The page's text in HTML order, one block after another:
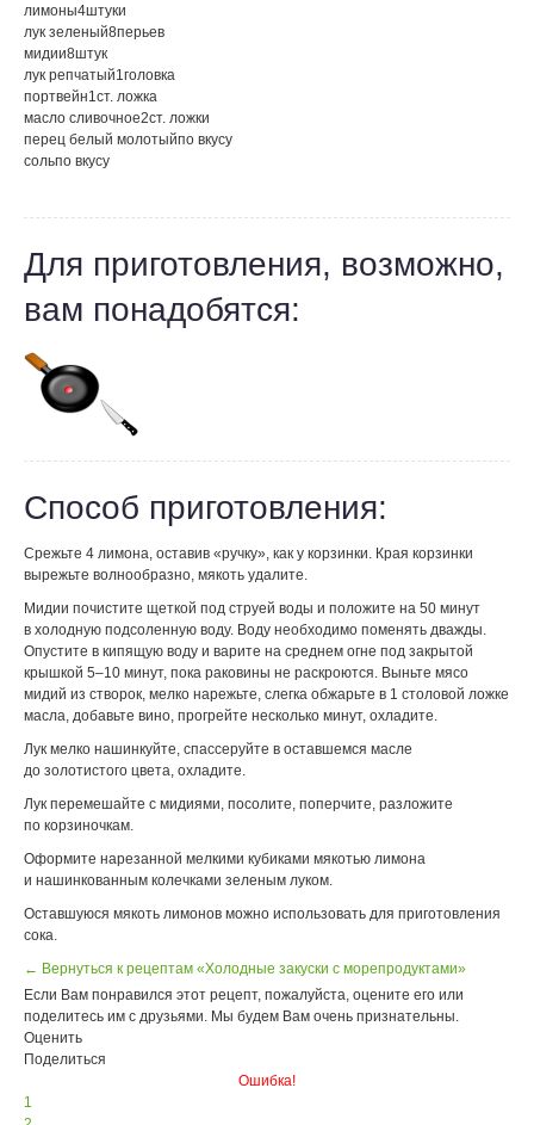
лимоны4штуки
лук зеленый8перьев
мидии8штук
лук репчатый1 головка
портвейн1 ст. ложка
масло сливочное2ст. ложки
перец белый молотыйпо вкусу
сольпо вкусу
Для приготовления, возможно,
вам понадобятся:
Способ приготовления:
Срежьте 4 лимона, оставив «ручку», как у корзинки. Края корзинки
вырежьте волнообразно, мякоть удалите.
Мидии почистите щеткой под струей воды и положите на 50 минут
в холодную подсоленную воду. Воду необходимо поменять дважды.
Опустите в кипящую воду и варите на среднем огне под закрытой
крышкой 5–10 минут, пока раковины не раскроются. Выньте мясо
мидий из створок, мелко нарежьте, слегка обжарьте в 1 столовой ложке
масла, добавьте вино, прогрейте несколько минут, охладите.
Лук мелко нашинкуйте, спассеруйте в оставшемся масле
до золотистого цвета, охладите.
Лук перемешайте с мидиями, посолите, поперчите, разложите
по корзиночкам.
Оформите нарезанной мелкими кубиками мякотью лимона
и нашинкованным колечками зеленым луком.
Оставшуюся мякоть лимонов можно использовать для приготовления
сока.
← Вернуться к рецептам «Холодные закуски с морепродуктами»
Если Вам понравился этот рецепт, пожалуйста, оцените его или
поделитесь им с друзьями. Мы будем Вам очень признательны.
Оценить
Поделиться
Ошибка!
1